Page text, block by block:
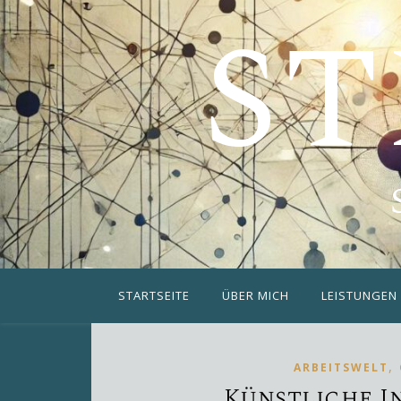
STARTSEITE ÜBER MICH LEISTUNGEN
ARBEITSWELT ,